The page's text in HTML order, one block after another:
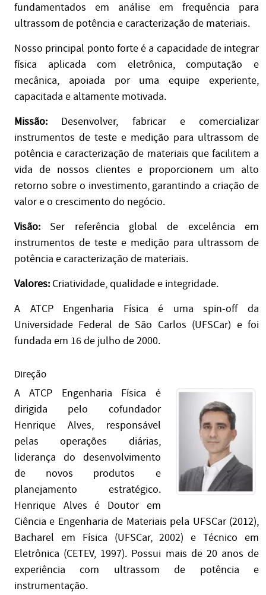
fundamentados em análise em frequência para
ultrassom de potência e caracterização de materiais.
Nosso principal ponto forte é a capacidade de integrar
física aplicada com eletrônica, computação e
mecânica, apoiada por uma equipe experiente,
capacitada e altamente motivada.
Missão: Desenvolver, fabricar e comercializar
instrumentos de teste e medição para ultrassom de
potência e caracterização de materiais que facilitem a
vida de nossos clientes e proporcionem um alto
retorno sobre o investimento, garantindo a criação de
valor e o crescimento do negócio.
Visão: Ser referência global de excelência em
instrumentos de teste e medição para ultrassom de
potência e caracterização de materiais.
Valores: Criatividade, qualidade e integridade.
A ATCP Engenharia Física é uma spin-off da
Universidade Federal de São Carlos (UFSCar) e foi
fundada em 16 de julho de 2000.
Direção
A ATCP Engenharia Física é
dirigida pelo cofundador
Henrique Alves, responsável
pelas operações diárias,
liderança do desenvolvimento
de novos produtos e
planejamento estratégico.
Henrique Alves é Doutor em
Ciência e Engenharia de Materiais pela UFSCar (2012),
Bacharel em Física (UFSCar, 2002) e Técnico em
Eletrônica (CETEV, 1997). Possui mais de 20 anos de
experiência com ultrassom de potência e
instrumentação.